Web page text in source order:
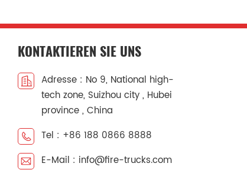
KONTAKTIEREN SIE UNS
Adresse : No 9, National high-
tech zone, Suizhou city , Hubei
province , China
Tel : +86 188 0866 8888
E-Mail : info@fire-trucks.com